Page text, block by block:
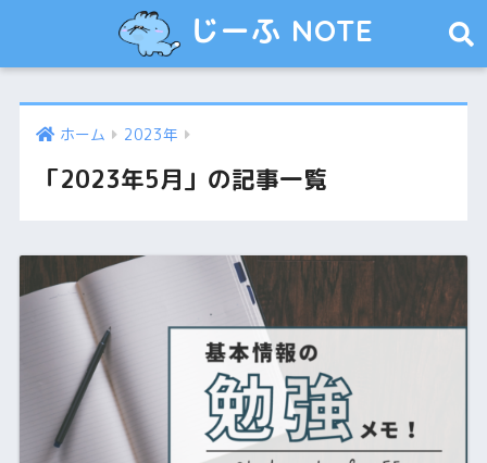
じーふ NOTE
ホーム 2023年
「2023年5月」の記事一覧